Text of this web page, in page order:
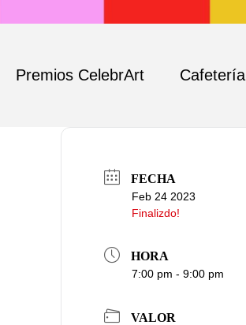
Premios CelebrArt Cafetería
FECHA
Feb 24 2023
Finalizdo!
HORA
7:00 pm - 9:00 pm
VALOR